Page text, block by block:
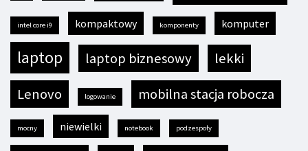
intel core i9 kompaktowy komponenty komputer
laptop laptop biznesowy
lekki
Lenovo
logowanie mobilna stacja robocza
mocny niewielki notebook podzespoły